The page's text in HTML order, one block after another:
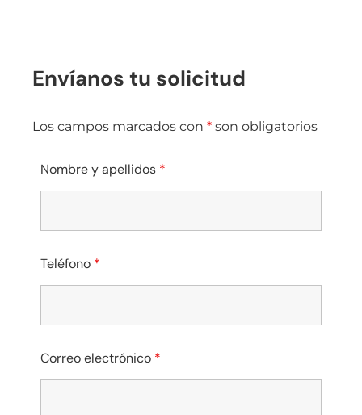
Envíanos tu solicitud
Los campos marcados con * son obligatorios
Nombre y apellidos *
Teléfono *
Correo electrónico *